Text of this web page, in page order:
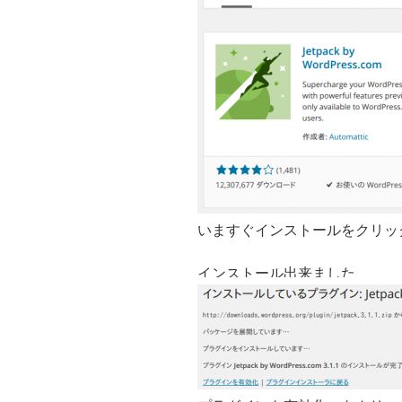
いますぐインストールをクリッ
インストール出来ました